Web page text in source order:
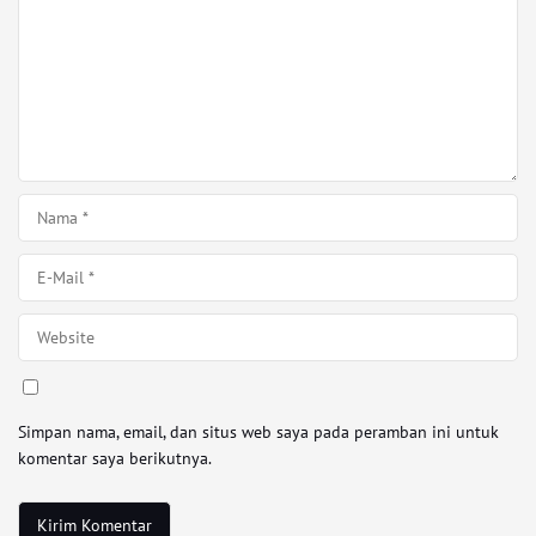
Simpan nama, email, dan situs web saya pada peramban ini untuk
komentar saya berikutnya.